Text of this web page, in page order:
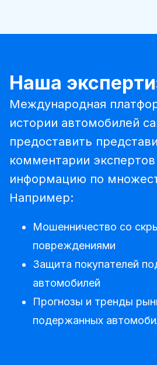
Наша
Международная
истории автомобилей
предоставить
комментарии
информацию по
Например:
Мошенничество со
повреждениями
Защита покупателей
автомобилей
Прогнозы и тренды
подержанных